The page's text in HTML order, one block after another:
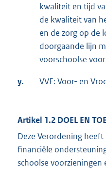
kwaliteit en tijd
de kwaliteit van
en de zorg op de
doorgaande lijn
voorschoolse
y. VVE: Voor- en
Artikel 1.2 DOEL EN
Deze Verordening
financiële
schoolse voorzieningen